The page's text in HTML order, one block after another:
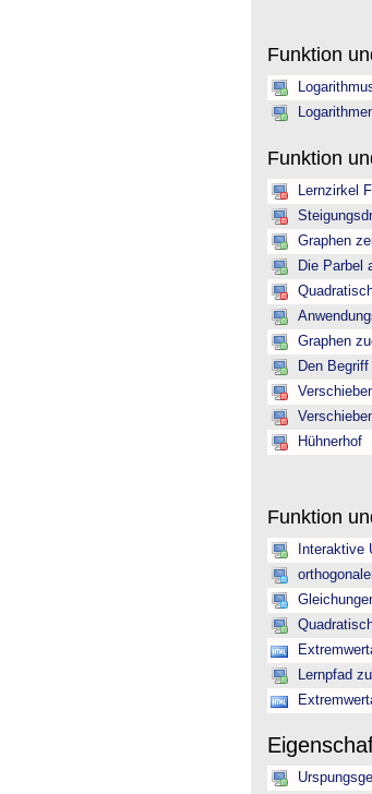
Funktion
Funktion
Lernzirkel
Graphen
Die Parbel
Graphen
Den
Hühnerhof
Funktion
Interaktive
Lernpfad